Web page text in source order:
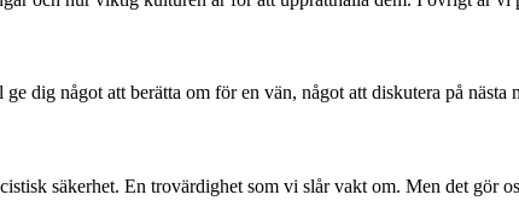
dig något att berätta om för en vän, något att diskutera på nästa
säkerhet. En trovärdighet som vi slår vakt om. Men det gör